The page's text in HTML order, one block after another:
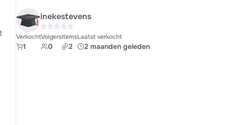
inekestevens
Verkocht
1
Volgers
0
Items
2
Laatst verkocht
2 maanden geleden